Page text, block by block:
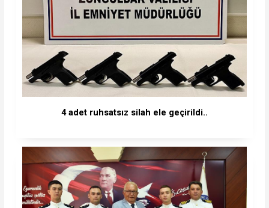
4 adet ruhsatsız silah ele geçirildi..